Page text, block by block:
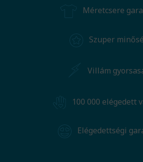
Méretcsere
Szuper
Villám
100 000 elégedett
Elégedettségi